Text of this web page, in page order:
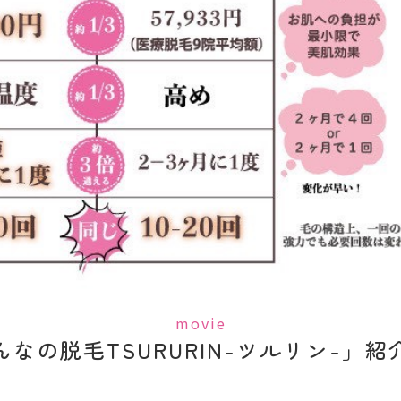
movie
なの脱毛TSURURIN-ツルリン-」紹